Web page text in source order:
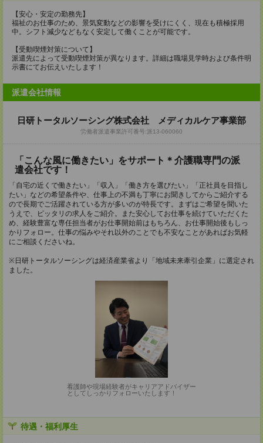
【安心・安定の勤務先】
福祉のお仕事のため、景気変動などの影響を受けにくく、現在も積極採用
中。シフト減少などもなく安定して働くことが可能です。
【受動喫煙対策について】
派遣先によって受動喫煙対策が異なります。詳細は職場見学時および条件明
示書にてお伝えいたします！
派遣会社情報
日研トータルソーシング株式会社 メディカルケア事業部
労働者派遣事業許可番号:派13-060060
「こんな風に働きたい」をサポート＊介護職専門の派
遣会社です！
「自宅の近くで働きたい」「収入」「働き方を選びたい」「正社員を目指し
たい」などの希望条件や、仕事上の不満も丁寧にお聞きしてからご紹介する
ので長期でご活躍されている方が多いのが特長です。まずはご希望を聞いた
うえで、ピッタリの求人をご紹介。また安心してお仕事を続けていただくた
め、経験豊富な専任担当者がお仕事開始前はもちろん、お仕事開始後もしっ
かりフォロー。仕事の悩みやそれ以外のことでも不安なことがあればお気軽
にご相談くださいね。
※日研トータルソーシングは経済産業省より「地域未来牽引企業」に選定され
ました。
看護師や現場経験者がキャリアアドバイザー
としてしっかりフォローいたします！
待遇・福利厚生